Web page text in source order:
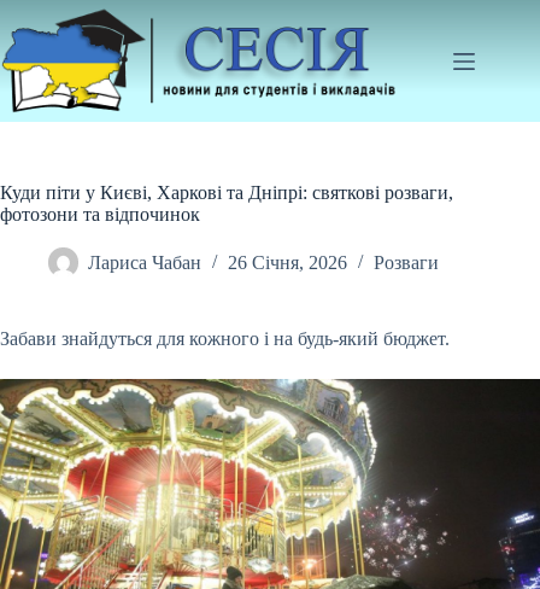
до
вмісту
Куди піти у Києві, Харкові та Дніпрі: святкові розваги,
фотозони та відпочинок
Лариса Чабан 26 Січня, 2026 Розваги
Забави знайдуться для кожного і на будь-який бюджет.